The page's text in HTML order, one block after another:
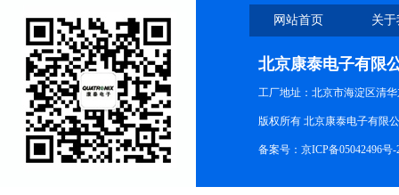
网站首页 关
北京康泰电子有限
工厂地址：北京市海淀区清
版权所有 北京康泰电子有限
备案号： 京ICP备05042496号-